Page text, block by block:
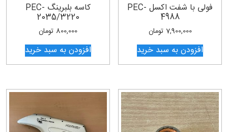
فولی با شفت اکسل PEC-
4988
7,900,000 تومان
افزودن به سبد خرید
کاسه بلبرینگ PEC-
2035/3220
800,000 تومان
افزودن به سبد خرید